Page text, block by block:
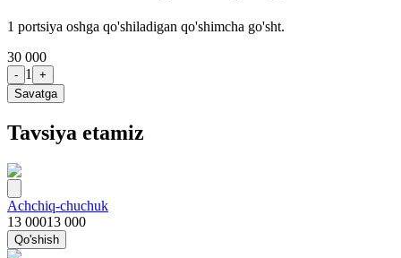
1 portsiya oshga qo'shiladigan qo'shimcha go'sht.
30 000
- 1
+
Savatga
Tavsiya etamiz
Achchiq-chuchuk
13 00013 000
Qo'shish